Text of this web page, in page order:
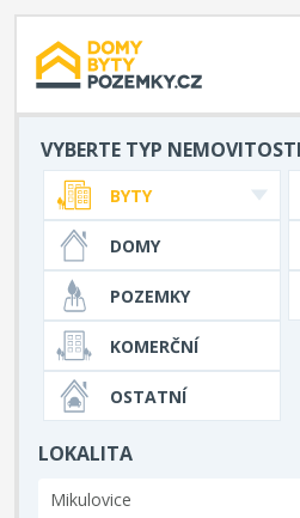
VYBERTE TYP NEMOVITOSTI
BYTY
DOMY
POZEMKY
KOMERČNÍ
OSTATNÍ
LOKALITA